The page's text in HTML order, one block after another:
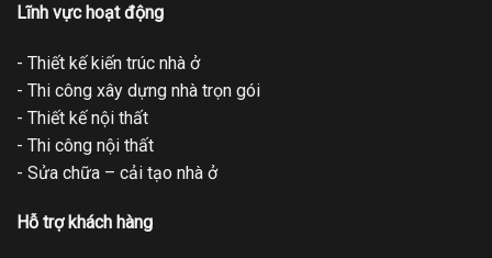
Lĩnh vực hoạt động
- Thiết kế kiến trúc nhà ở
- Thi công xây dựng nhà trọn gói
- Thiết kế nội thất
- Thi công nội thất
- Sửa chữa – cải tạo nhà ở
Hỗ trợ khách hàng